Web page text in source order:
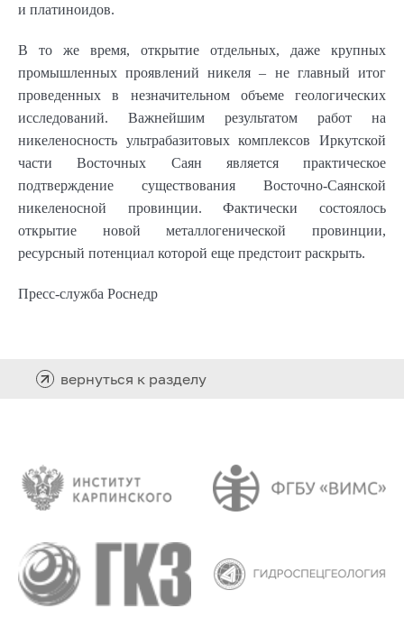
и платиноидов.
В то же время, открытие отдельных, даже крупных
промышленных проявлений никеля – не главный итог
проведенных в незначительном объеме геологических
исследований. Важнейшим результатом работ на
никеленосность ультрабазитовых комплексов Иркутской
части Восточных Саян является практическое
подтверждение существования Восточно-Саянской
никеленосной провинции. Фактически состоялось
открытие новой металлогенической провинции,
ресурсный потенциал которой еще предстоит раскрыть.
Пресс-служба Роснедр
вернуться к разделу